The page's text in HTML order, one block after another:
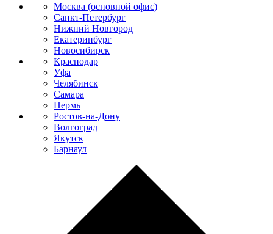
Москва (основной офис)
Санкт-Петербург
Нижний Новгород
Екатеринбург
Новосибирск
Краснодар
Уфа
Челябинск
Самара
Пермь
Ростов-на-Дону
Волгоград
Якутск
Барнаул